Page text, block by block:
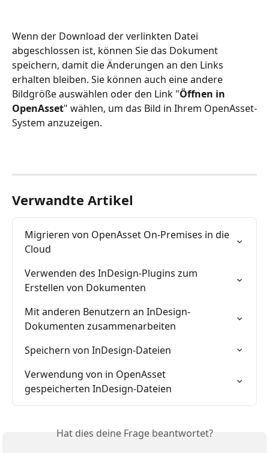
Wenn der Download der verlinkten Datei
abgeschlossen ist, können Sie das Dokument
speichern, damit die Änderungen an den Links
erhalten bleiben. Sie können auch eine andere
Bildgröße auswählen oder den Link "Öffnen in
OpenAsset" wählen, um das Bild in Ihrem OpenAsset-
System anzuzeigen.
Verwandte Artikel
Migrieren von OpenAsset On-Premises in die
Cloud
Verwenden des InDesign-Plugins zum
Erstellen von Dokumenten
Mit anderen Benutzern an InDesign-
Dokumenten zusammenarbeiten
Speichern von InDesign-Dateien
Verwendung von in OpenAsset
gespeicherten InDesign-Dateien
Hat dies deine Frage beantwortet?